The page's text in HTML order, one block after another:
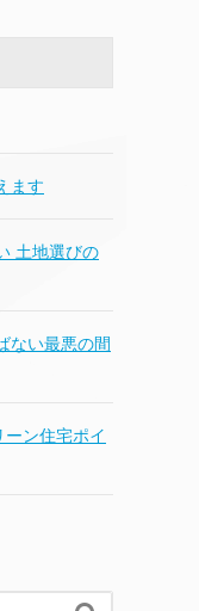
ます
土地選びの
ない最悪の間
ーン住宅ポイ